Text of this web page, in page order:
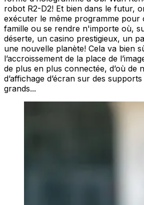
robot R2-D2! Et bien dans le futur,
exécuter le même programme pour
famille ou se rendre n'importe où,
déserte, un casino prestigieux, un
une nouvelle planète! Cela va bien
l’accroissement de la place de
de plus en plus connectée, d’où de
d’affichage d’écran sur des
grands...